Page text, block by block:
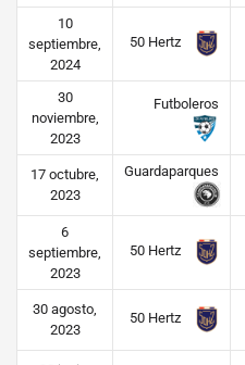
10
septiembre,
2024
50 Hertz
30
noviembre,
2023
Futboleros
17 octubre,
2023
Guardaparques
6
septiembre,
2023
50 Hertz
30 agosto,
2023
50 Hertz